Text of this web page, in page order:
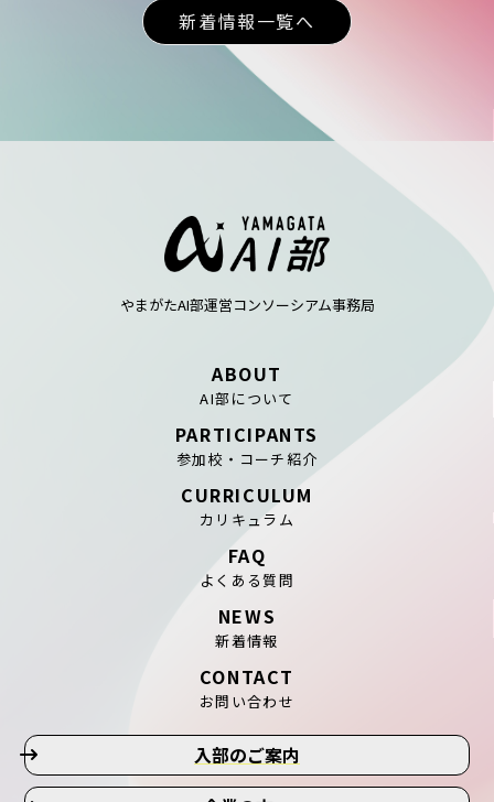
新着情報一覧へ
やまがたAI部運営コンソーシアム事務局
ABOUT
AI部について
PARTICIPANTS
参加校・コーチ紹介
CURRICULUM
カリキュラム
FAQ
よくある質問
NEWS
新着情報
CONTACT
お問い合わせ
入部のご案内